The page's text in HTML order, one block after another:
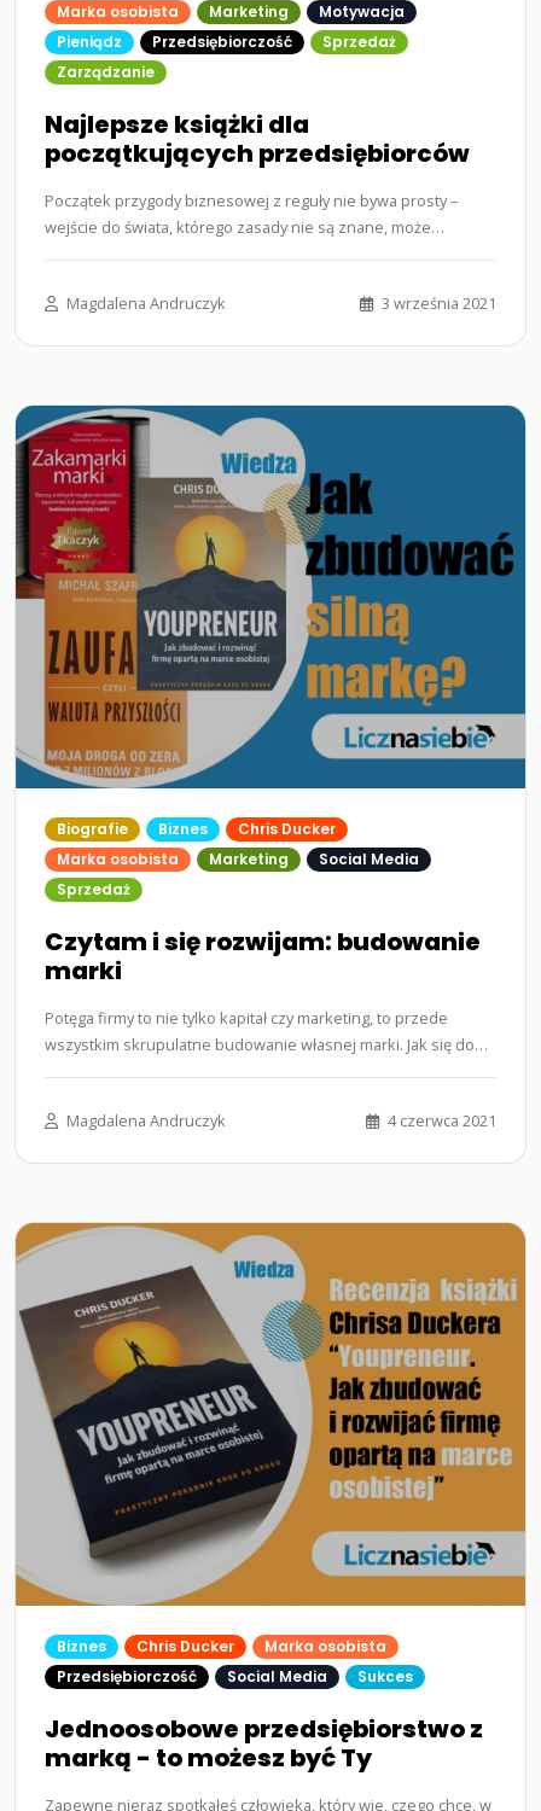
Marka osobista
Marketing
Motywacja
Pieniądz
Przedsiębiorczość
Sprzedaż
Zarządzanie
Najlepsze książki dla
początkujących przedsiębiorców
Początek przygody biznesowej z reguły nie bywa prosty –
wejście do świata, którego zasady nie są znane, może
Magdalena Andruczyk 3 września 2021
Biografie Biznes
Chris Ducker
Marka osobista
Marketing
Social Media
Sprzedaż
Czytam i się rozwijam: budowanie
marki
Potęga firmy to nie tylko kapitał czy marketing, to przede
wszystkim skrupulatne budowanie własnej marki. Jak się do
Magdalena Andruczyk 4 czerwca 2021
Biznes Chris Ducker
Marka osobista
Przedsiębiorczość
Social Media Sukces
Jednoosobowe przedsiębiorstwo z
marką - to możesz być Ty
Zapewne nieraz spotkałeś człowieka, który wie, czego chce, w